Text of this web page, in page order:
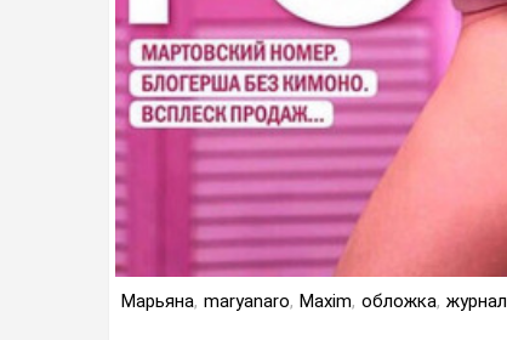
Марьяна, maryanaro, Maxim, обложка, журнал